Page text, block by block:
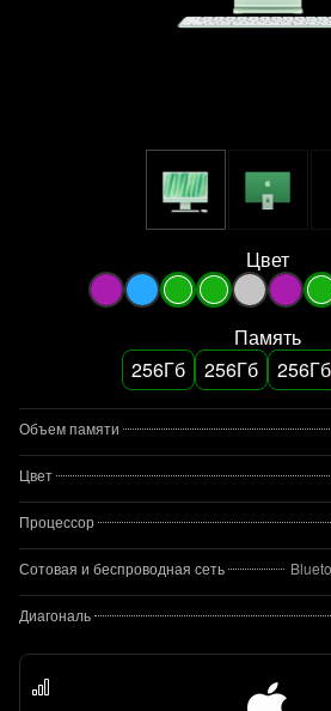
Цвет
Память
256Гб
256Гб 256Гб
Объем памяти
Цвет
Процессор
Сотовая и беспроводная сеть
Диагональ